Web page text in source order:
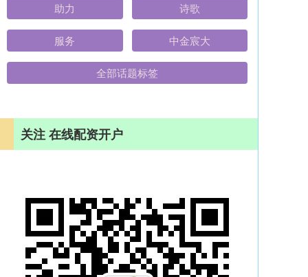
助力 诗歌
服务 中金宸大
全部话题标签
关注 在线配资开户